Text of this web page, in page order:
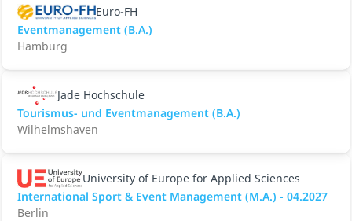
Euro-FH
Eventmanagement (B.A.)
Hamburg
Jade Hochschule
Tourismus- und Eventmanagement (B.A.)
Wilhelmshaven
University of Europe for Applied Sciences
International Sport & Event Management (M.A.) - 04.2027
Berlin